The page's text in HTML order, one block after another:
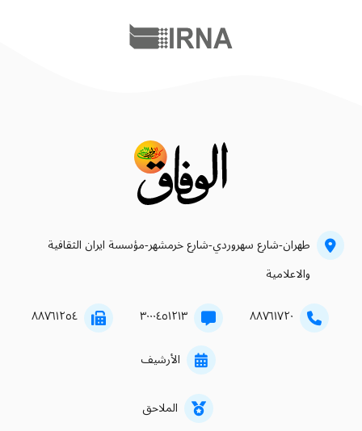
طهران-شارع سهروردي-شارع خرمشهر-مؤسسة ايران الثقافية
والاعلامية
۸۸۷٦۱۷۲۰ ۳۰۰۰٤٥۱۲۱۳ ۸۸۷٦۱۲٥٤
الأرشيف
الملاحق